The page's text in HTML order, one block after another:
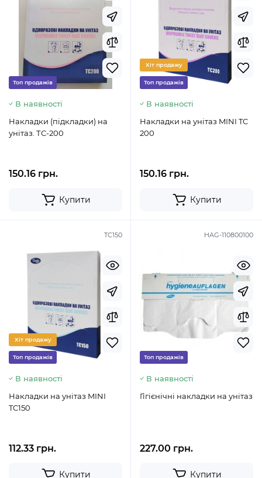
Топ продажів
В наявності
Накладки (підкладки) на
унітаз. ТС-200
150.16 грн.
Купити
Хіт продажу
Топ продажів
В наявності
Накладки на унітаз MINI TC
200
150.16 грн.
Купити
TC150
Хіт продажу
Топ продажів
В наявності
Накладки на унітаз MINI
TC150
112.33 грн.
Купити
HAG-110800100
Топ продажів
В наявності
Гігієнічні накладки на унітаз
227.00 грн.
Купити